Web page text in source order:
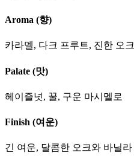
Aroma (향)
카라멜, 다크 프루트, 진한 오크
Palate (맛)
헤이즐넛, 꿀, 구운 마시멜로
Finish (여운)
긴 여운, 달콤한 오크와 바닐라